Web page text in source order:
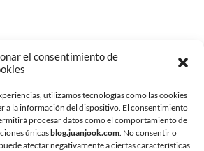
el consentimiento de
utilizamos tecnologías como las cookies
a la información del dispositivo. El consentimiento
procesar datos como el comportamiento de
únicasblog.juanjook.com. No consentir o
afectar negativamente a ciertas características